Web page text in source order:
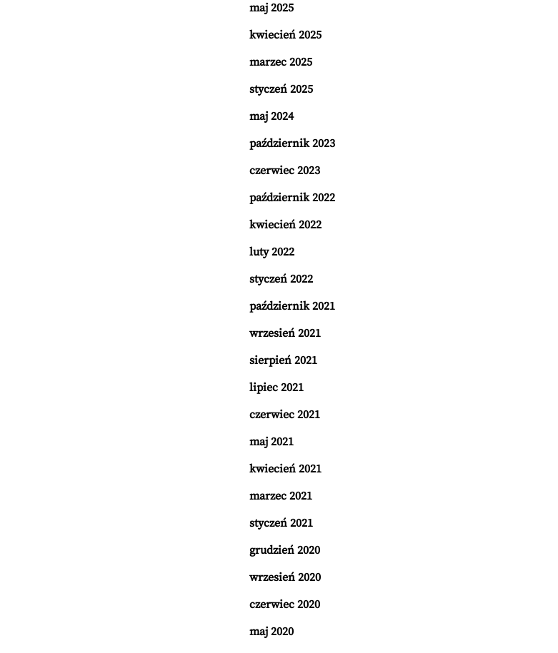
maj 2025
kwiecień 2025
marzec 2025
styczeń 2025
maj 2024
październik 2023
czerwiec 2023
październik 2022
kwiecień 2022
luty 2022
styczeń 2022
październik 2021
wrzesień 2021
sierpień 2021
lipiec 2021
czerwiec 2021
maj 2021
kwiecień 2021
marzec 2021
styczeń 2021
grudzień 2020
wrzesień 2020
czerwiec 2020
maj 2020